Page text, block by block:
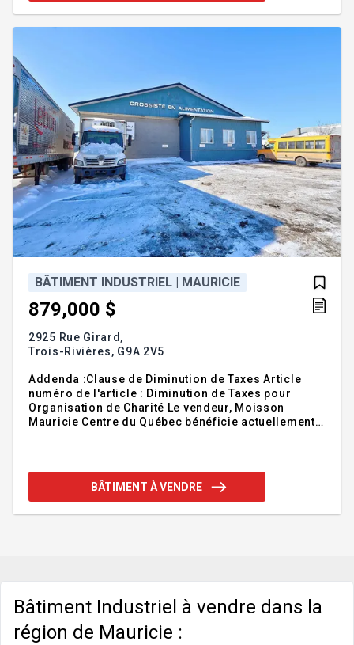
BÂTIMENT INDUSTRIEL | MAURICIE
879,000 $
2925 Rue Girard,
Trois-Rivières, G9A 2V5
Addenda :Clause de Diminution de Taxes Article
numéro de l'article : Diminution de Taxes pour
Organisation de Charité Le vendeur, Moisson
Mauricie Centre du Québec bénéficie actuellement
diminution de taxes est exclusive au statut
d'organisation de charité du vendeur. À la date de
BÂTIMENT À VENDRE
Bâtiment Industriel à vendre dans la
région de Mauricie :